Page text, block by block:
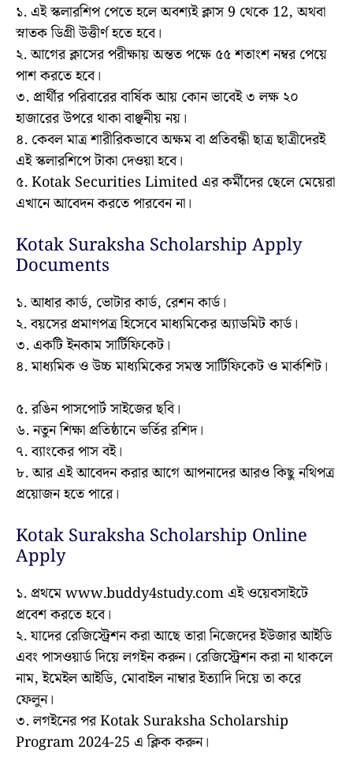
১. এই স্কলারশিপ পেতে হলে অবশ্যই ক্লাস 9 থেকে 12, অথবা
স্নাতক ডিগ্রী উত্তীর্ণ হতে হবে।
২. আগের ক্লাসের পরীক্ষায় অন্তত পক্ষে ৫৫ শতাংশ নম্বর পেয়ে
পাশ করতে হবে।
৩. প্রার্থীর পরিবারের বার্ষিক আয় কোন ভাবেই ৩ লক্ষ ২০
হাজারের উপরে থাকা বাঞ্ছনীয় নয়।
৪. কেবল মাত্র শারীরিকভাবে অক্ষম বা প্রতিবন্ধী ছাত্র ছাত্রীদেরই
এই স্কলারশিপে টাকা দেওয়া হবে।
৫. Kotak Securities Limited এর কর্মীদের ছেলে মেয়েরা
এখানে আবেদন করতে পারবেন না।
Kotak Suraksha Scholarship Apply
Documents
১. আধার কার্ড, ভোটার কার্ড, রেশন কার্ড।
২. বয়সের প্রমাণপত্র হিসেবে মাধ্যমিকের অ্যাডমিট কার্ড।
৩. একটি ইনকাম সার্টিফিকেট।
৪. মাধ্যমিক ও উচ্চ মাধ্যমিকের সমস্ত সার্টিফিকেট ও মার্কশিট।
৫. রঙিন পাসপোর্ট সাইজের ছবি।
৬. নতুন শিক্ষা প্রতিষ্ঠানে ভর্তির রশিদ।
৭. ব্যাংকের পাস বই।
৮. আর এই আবেদন করার আগে আপনাদের আরও কিছু নথিপত্র
প্রয়োজন হতে পারে।
Kotak Suraksha Scholarship Online
Apply
১. প্রথমে www.buddy4study.com এই ওয়েবসাইটে
প্রবেশ করতে হবে।
২. যাদের রেজিস্ট্রেশন করা আছে তারা নিজেদের ইউজার আইডি
এবং পাসওয়ার্ড দিয়ে লগইন করুন। রেজিস্ট্রেশন করা না থাকলে
নাম, ইমেইল আইডি, মোবাইল নাম্বার ইত্যাদি দিয়ে তা করে
ফেলুন।
৩. লগইনের পর Kotak Suraksha Scholarship
Program 2024-25 এ ক্লিক করুন।